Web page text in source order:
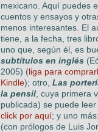
mexicano. Aquí puedes
cuentos y ensayos y
menos interesantes. El
tiene, a la fecha, tres
uno que, según él, es
subtítulos en inglés
2005) ( liga para
Kindle); otro, Las
la pensil , cuya primera
publicada) se puede
click por aquí; y uno más:
(con prólogos de Luis